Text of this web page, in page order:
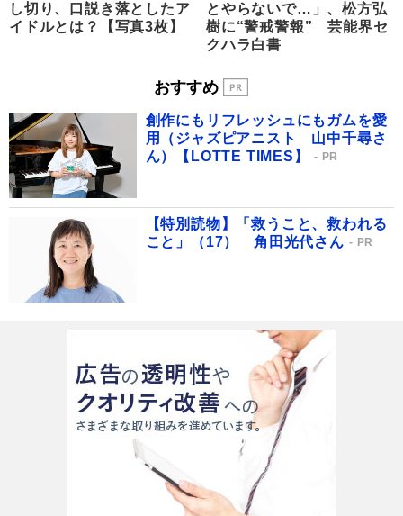
し切り、口説き落としたア
イドルとは？【写真3枚】
とやらないで…」、松方弘
樹に“警戒警報” 芸能界セ
クハラ白書
おすすめ
創作にもリフレッシュにもガムを愛
用（ジャズピアニスト 山中千尋さ
ん）【LOTTE TIMES】
PR
【特別読物】「救うこと、救われる
こと」（17） 角田光代さん
PR